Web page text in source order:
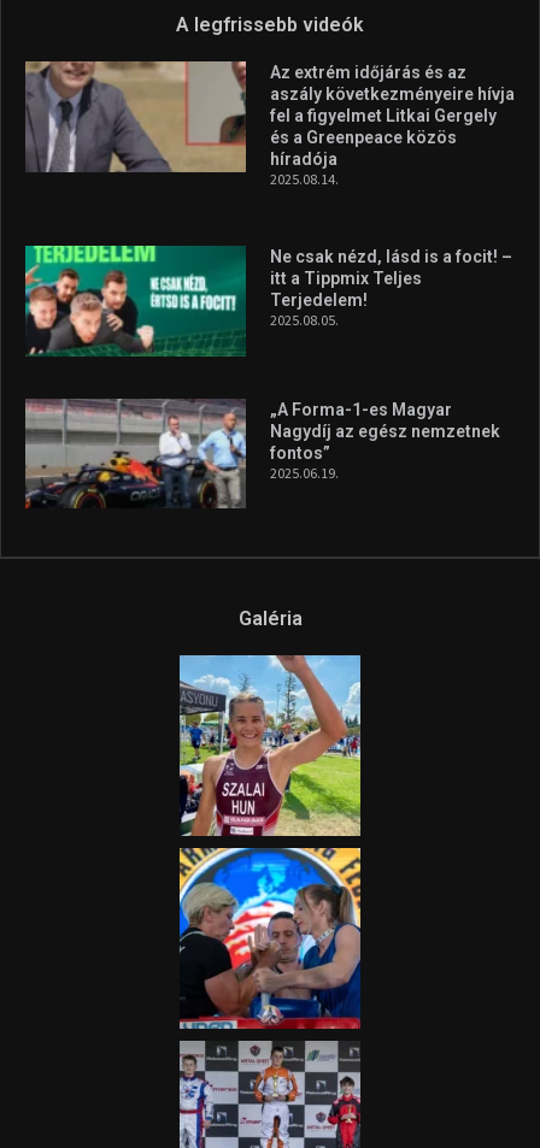
A legfrissebb videók
Az extrém időjárás és az
aszály következményeire hívja
fel a figyelmet Litkai Gergely
és a Greenpeace közös
híradója
2025.08.14.
Ne csak nézd, lásd is a focit! –
itt a Tippmix Teljes
Terjedelem!
2025.08.05.
„A Forma-1-es Magyar
Nagydíj az egész nemzetnek
fontos”
2025.06.19.
Galéria